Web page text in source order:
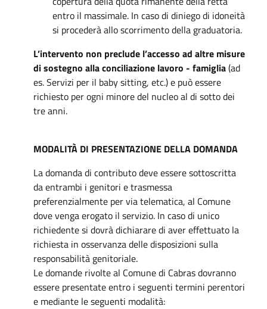
entro il massimale. In caso di diniego di idoneità
si procederà allo scorrimento della graduatoria.
L’intervento non preclude l’accesso ad altre misure
di sostegno alla conciliazione lavoro - famiglia(ad
es. Servizi per il baby sitting, etc.) e può essere
richiesto per ogni minore del nucleo al di sotto dei
tre anni.
MODALITÀ DI PRESENTAZIONE DELLA DOMANDA
La domanda di contributo deve essere sottoscritta
da entrambi i genitori e trasmessa
preferenzialmente per via telematica, al Comune
dove venga erogato il servizio. In caso di unico
richiedente si dovrà dichiarare di aver effettuato la
richiesta in osservanza delle disposizioni sulla
responsabilità genitoriale.
Le domande rivolte al Comune di Cabras dovranno
essere presentate entro i seguenti termini perentori
e mediante le seguenti modalità: